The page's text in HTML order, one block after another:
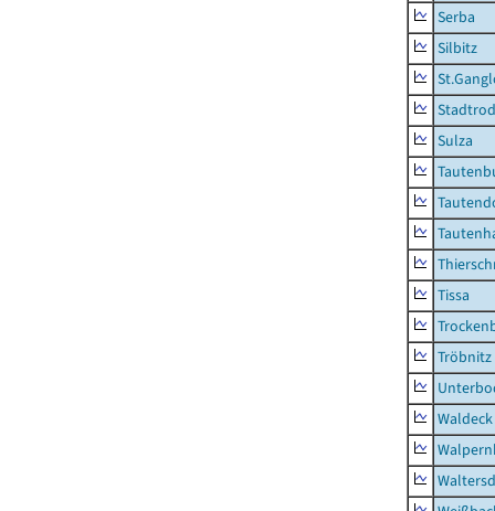
Serba
Silbitz
Sulza
Tissa
Tröbnitz
Waldeck